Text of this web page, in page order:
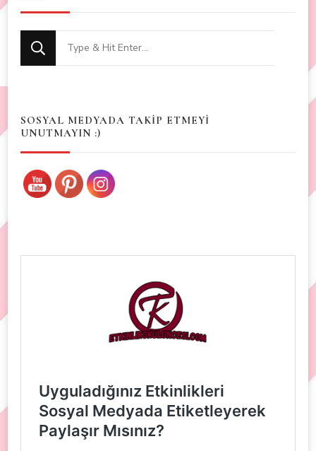
Looking
for
SOSYAL MEDYADA TAKİP ETMEYİ
UNUTMAYIN :)